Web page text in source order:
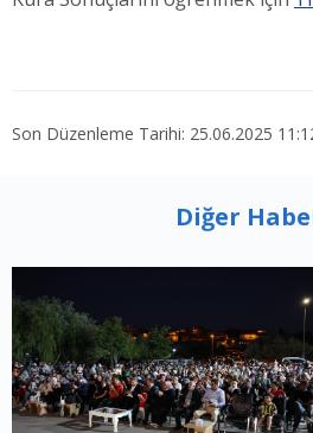
Son Düzenleme Tarihi: 25.06.2025
Diğer